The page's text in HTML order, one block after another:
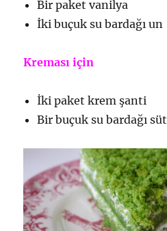
Bir paket vanilya
İki buçuk su bardağı un
Kreması için
İki paket krem şanti
Bir buçuk su bardağı süt